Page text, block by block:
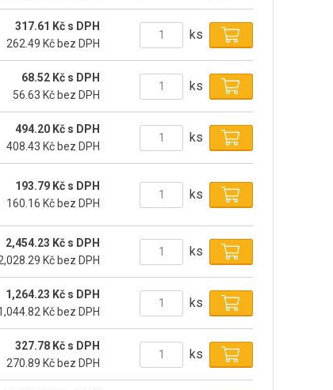
317.61 Kč s DPH
262.49 Kč bez DPH
ks
68.52 Kč s DPH
56.63 Kč bez DPH
ks
494.20 Kč s DPH
408.43 Kč bez DPH
ks
193.79 Kč s DPH
160.16 Kč bez DPH
ks
2,454.23 Kč s DPH
Kč bez DPH
ks
1,264.23 Kč s DPH
Kč bez DPH
ks
327.78 Kč s DPH
270.89 Kč bez DPH
ks